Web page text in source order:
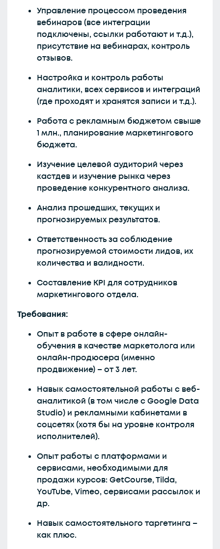
Управление процессом проведения
вебинаров (все интеграции
подключены, ссылки работают и т.д.),
присутствие на вебинарах, контроль
отзывов.
Настройка и контроль работы
аналитики, всех сервисов и интеграций
(где проходят и хранятся записи и т.д.).
Работа с рекламным бюджетом свыше
1 млн., планирование маркетингового
бюджета.
Изучение целевой аудиторий через
кастдев и изучение рынка через
проведение конкурентного анализа.
Анализ прошедших, текущих и
прогнозируемых результатов.
Ответственность за соблюдение
прогнозируемой стоимости лидов, их
количества и валидности.
Составление KPI для сотрудников
маркетингового отдела.
Требования:
Опыт в работе в сфере онлайн-
обучения в качестве маркетолога или
онлайн-продюсера (именно
продвижение) – от 3 лет.
Навык самостоятельной работы с веб-
аналитикой (в том числе с Google Data
Studio) и рекламными кабинетами в
соцсетях (хотя бы на уровне контроля
исполнителей).
Опыт работы с платформами и
сервисами, необходимыми для
продажи курсов: GetCourse, Tilda,
YouTube, Vimeo, сервисами рассылок и
др.
Навык самостоятельного таргетинга –
как плюс.